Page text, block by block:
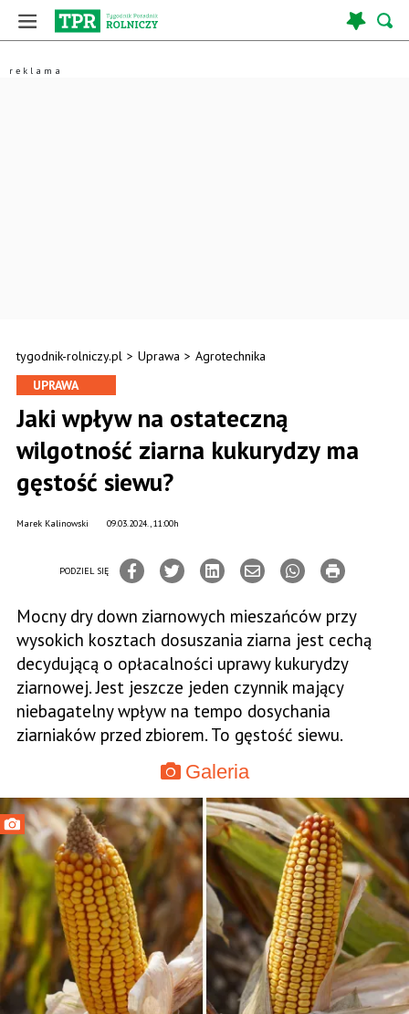
tygodnik-rolniczy.pl > Uprawa > Agrotechnika
UPRAWA
Jaki wpływ na ostateczną
wilgotność ziarna kukurydzy ma
gęstość siewu?
09.03.2024., 11:00h
Marek Kalinowski
PODZIEL SIĘ
Mocny dry down ziarnowych mieszańców przy
wysokich kosztach dosuszania ziarna jest cechą
decydującą o opłacalności uprawy kukurydzy
ziarnowej. Jest jeszcze jeden czynnik mający
niebagatelny wpływ na tempo dosychania
ziarniaków przed zbiorem. To gęstość siewu.
Galeria